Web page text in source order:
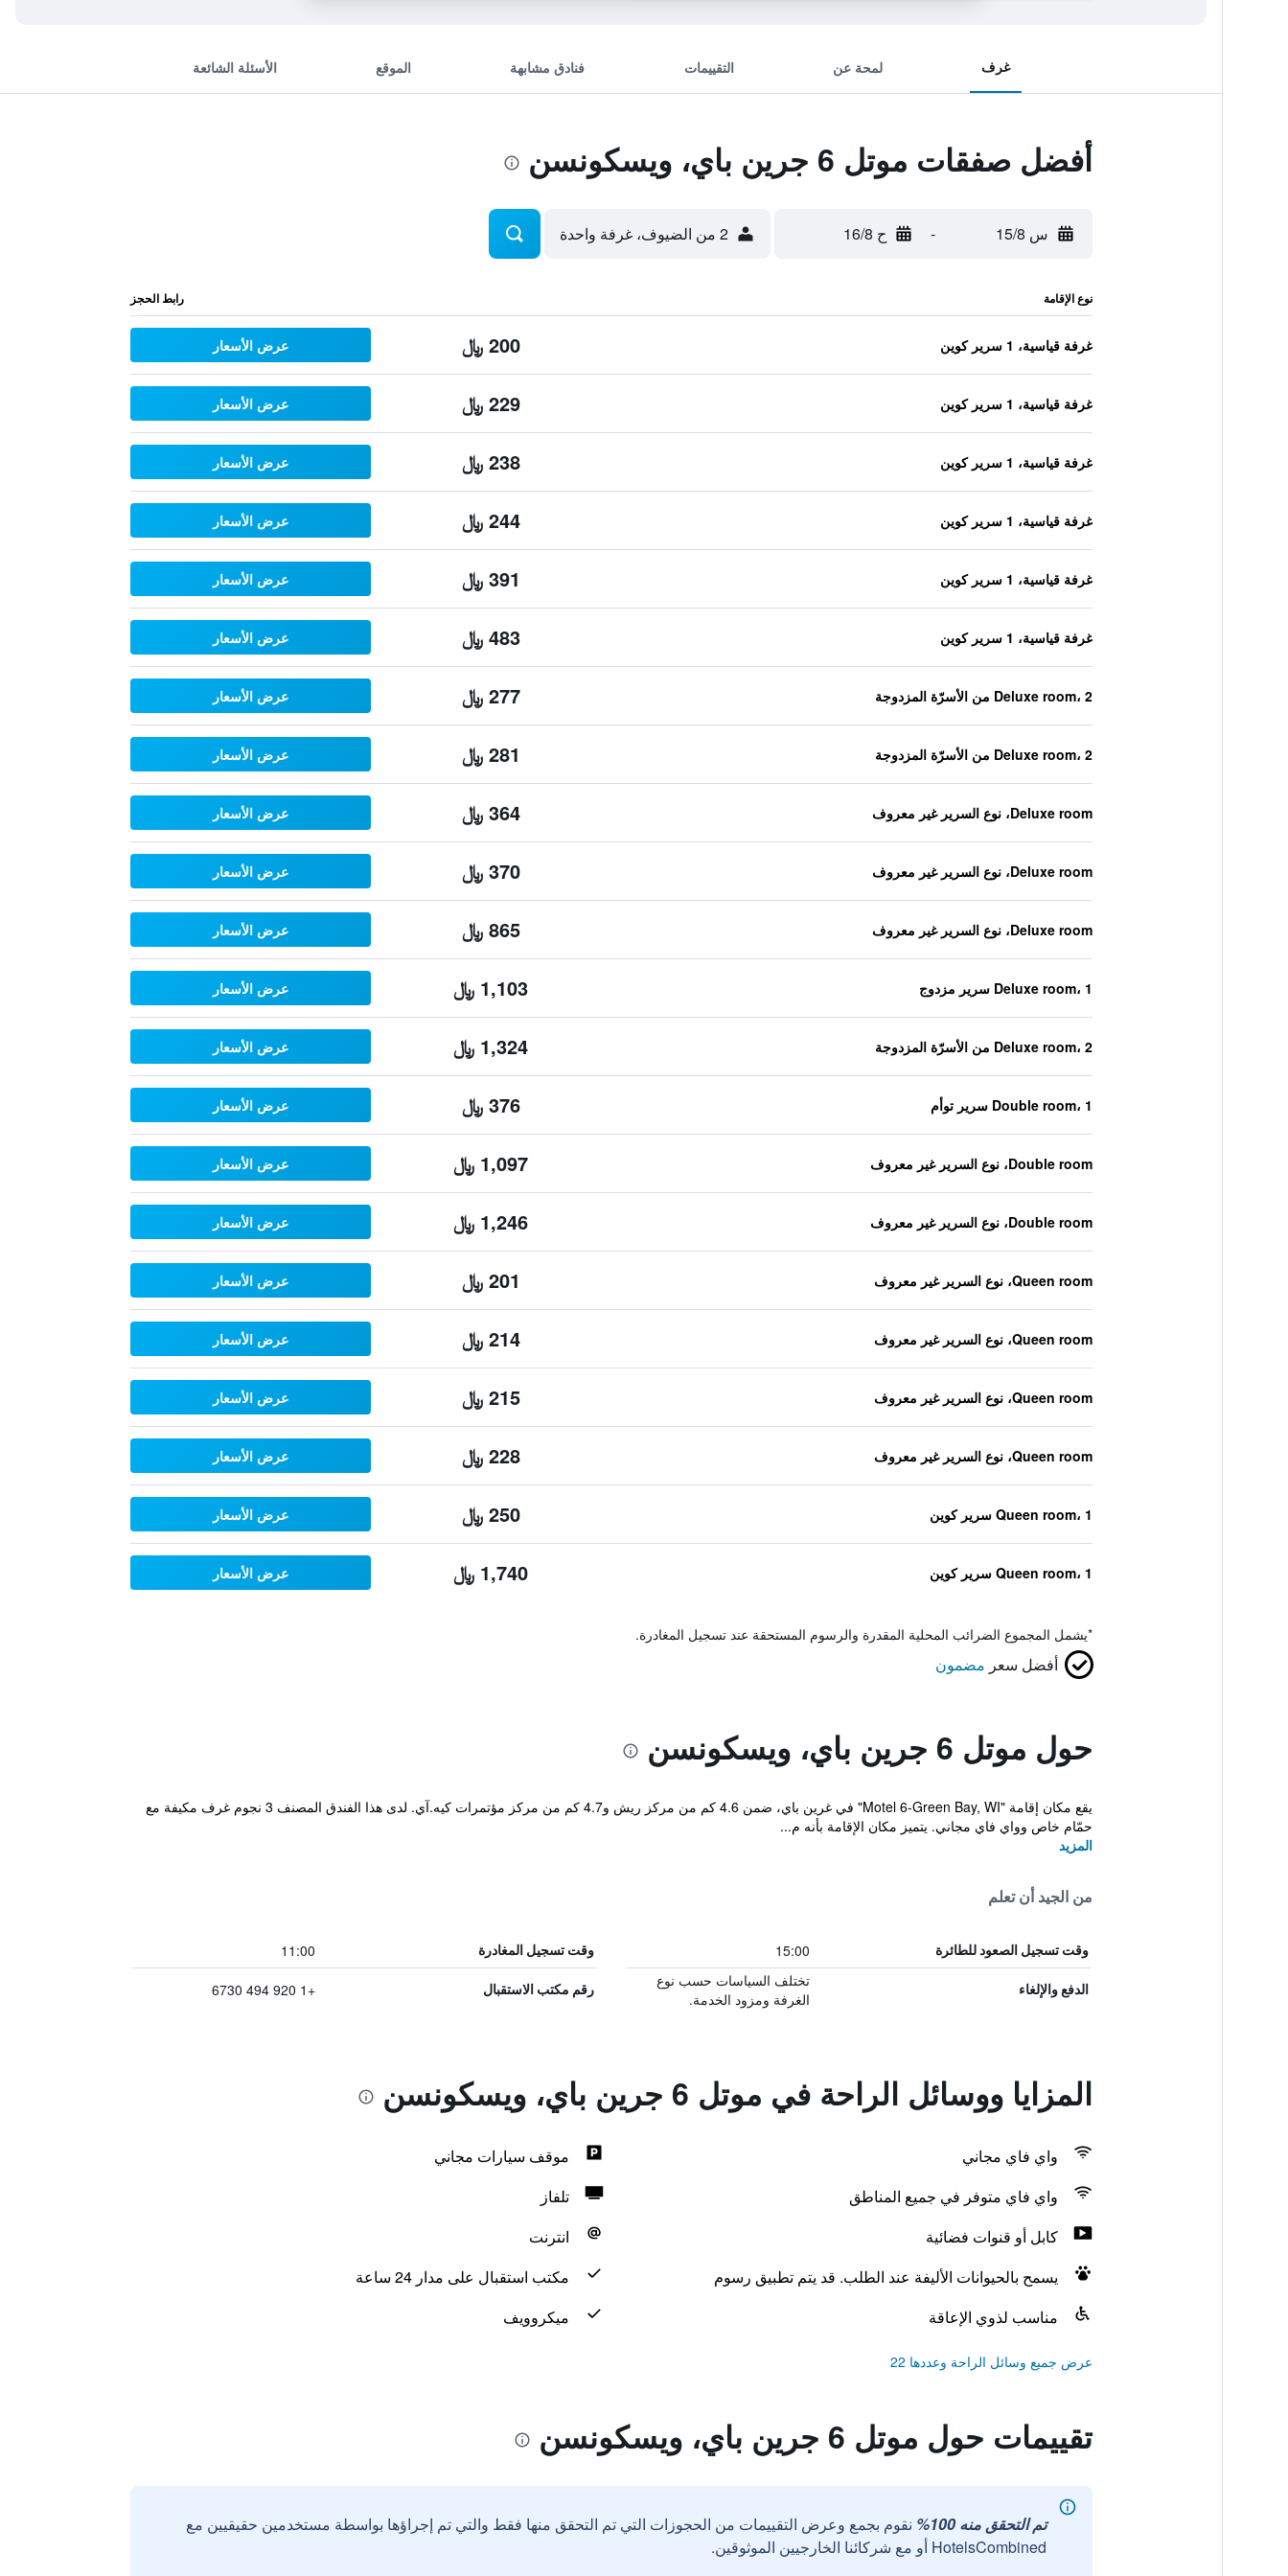
غرف لمحة عن التقييمات فنادق مشابهة الموقع الأسئلة الشائعة
أفضل صفقات موتل 6 جرين باي، ويسكونسن
س 15/8 - ح 16/8 2 من الضيوف، غرفة واحدة
نوع الإقامة رابط الحجز
غرفة قياسية، 1 سرير كوين 200 ﷼ عرض الأسعار
غرفة قياسية، 1 سرير كوين 229 ﷼ عرض الأسعار
غرفة قياسية، 1 سرير كوين 238 ﷼ عرض الأسعار
غرفة قياسية، 1 سرير كوين 244 ﷼ عرض الأسعار
غرفة قياسية، 1 سرير كوين 391 ﷼ عرض الأسعار
غرفة قياسية، 1 سرير كوين 483 ﷼ عرض الأسعار
Deluxe room، 2 من الأسرّة المزدوجة 277 ﷼ عرض الأسعار
Deluxe room، 2 من الأسرّة المزدوجة 281 ﷼ عرض الأسعار
Deluxe room، نوع السرير غير معروف 364 ﷼ عرض الأسعار
Deluxe room، نوع السرير غير معروف 370 ﷼ عرض الأسعار
Deluxe room، نوع السرير غير معروف 865 ﷼ عرض الأسعار
Deluxe room، 1 سرير مزدوج 1,103 ﷼ عرض الأسعار
Deluxe room، 2 من الأسرّة المزدوجة 1,324 ﷼ عرض الأسعار
Double room، 1 سرير توأم 376 ﷼ عرض الأسعار
Double room، نوع السرير غير معروف 1,097 ﷼ عرض الأسعار
Double room، نوع السرير غير معروف 1,246 ﷼ عرض الأسعار
Queen room، نوع السرير غير معروف 201 ﷼ عرض الأسعار
Queen room، نوع السرير غير معروف 214 ﷼ عرض الأسعار
Queen room، نوع السرير غير معروف 215 ﷼ عرض الأسعار
Queen room، نوع السرير غير معروف 228 ﷼ عرض الأسعار
Queen room، 1 سرير كوين 250 ﷼ عرض الأسعار
Queen room، 1 سرير كوين 1,740 ﷼ عرض الأسعار
*يشمل المجموع الضرائب المحلية المقدرة والرسوم المستحقة عند تسجيل المغادرة.
أفضل سعر مضمون
حول موتل 6 جرين باي، ويسكونسن
يقع مكان إقامة "Motel 6-Green Bay, WI" في غرين باي، ضمن 4.6 كم من مركز ريش و4.7 كم من مركز مؤتمرات كيه.آي. لدى هذا الفندق المصنف 3 نجوم غرف مكيفة مع
حمّام خاص وواي فاي مجاني. يتميز مكان الإقامة بأنه م...
المزيد
من الجيد أن تعلم
وقت تسجيل الصعود للطائرة 15:00 وقت تسجيل المغادرة 11:00
الدفع والإلغاء
تختلف السياسات حسب نوع
الغرفة ومزود الخدمة.
رقم مكتب الاستقبال +1 920 494 6730
المزايا ووسائل الراحة في موتل 6 جرين باي، ويسكونسن
واي فاي مجاني
موقف سيارات مجاني
واي فاي متوفر في جميع المناطق
تلفاز
كابل أو قنوات فضائية
انترنت
يسمح بالحيوانات الأليفة عند الطلب. قد يتم تطبيق رسوم
مكتب استقبال على مدار 24 ساعة
مناسب لذوي الإعاقة
ميكروويف
عرض جميع وسائل الراحة وعددها 22
تقييمات حول موتل 6 جرين باي، ويسكونسن
تم التحقق منه 100%
نقوم بجمع وعرض التقييمات من الحجوزات التي تم التحقق منها فقط والتي تم إجراؤها بواسطة مستخدمين حقيقيين مع
HotelsCombined أو مع شركائنا الخارجيين الموثوقين.